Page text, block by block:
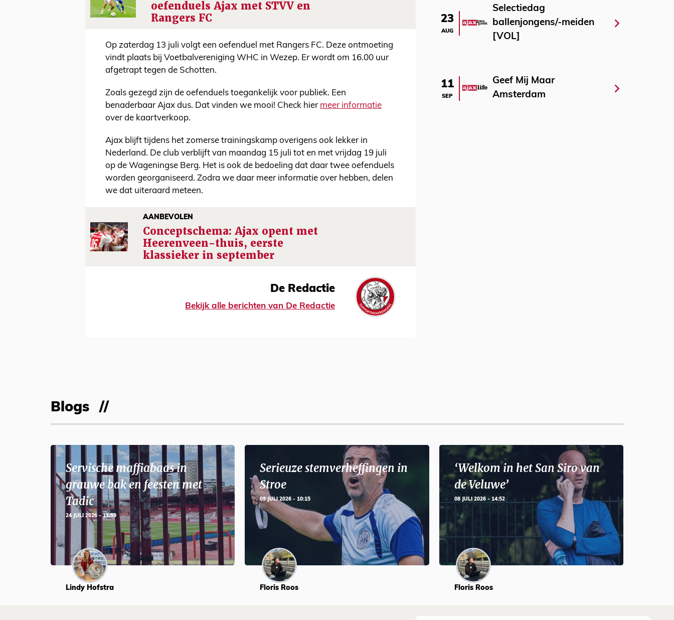
oefenduels Ajax met STVV en
Rangers FC
Op zaterdag 13 juli volgt een oefenduel met Rangers FC. Deze ontmoeting
vindt plaats bij Voetbalvereniging WHC in Wezep. Er wordt om 16.00 uur
afgetrapt tegen de Schotten.
Zoals gezegd zijn de oefenduels toegankelijk voor publiek. Een
benaderbaar Ajax dus. Dat vinden we mooi! Check hier meer informatie
over de kaartverkoop.
Ajax blijft tijdens het zomerse trainingskamp overigens ook lekker in
Nederland. De club verblijft van maandag 15 juli tot en met vrijdag 19 juli
op de Wageningse Berg. Het is ook de bedoeling dat daar twee oefenduels
worden georganiseerd. Zodra we daar meer informatie over hebben, delen
we dat uiteraard meteen.
AANBEVOLEN
Conceptschema: Ajax opent met
Heerenveen-thuis, eerste
klassieker in september
De Redactie
Bekijk alle berichten van De Redactie
23
AUG
Selectiedag
ballenjongens/-meiden
[VOL]
11
SEP
Geef Mij Maar
Amsterdam
Blogs
Servische maffiabaas in
grauwe bak en feesten met
Tadic
24 JULI 2026 - 11:59
Lindy Hofstra
Serieuze stemverheffingen in
Stroe
09 JULI 2026 - 10:15
Floris Roos
‘Welkom in het San Siro van
de Veluwe’
08 JULI 2026 - 14:52
Floris Roos